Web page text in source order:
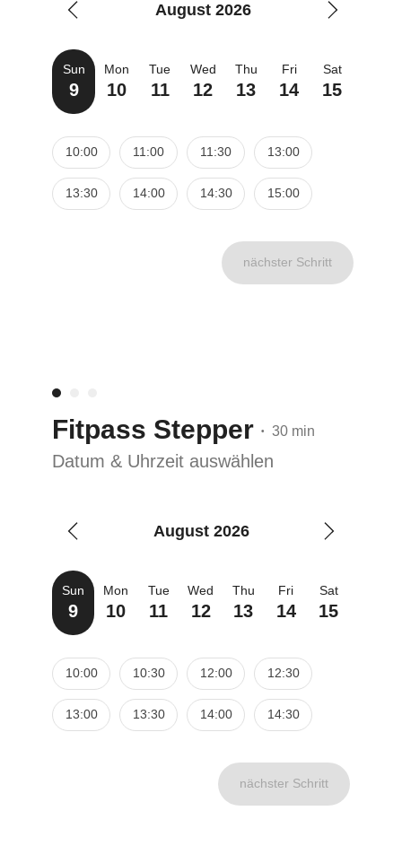
August 2026
Sun
9
Mon
10
Tue
11
Wed
12
Thu
13
Fri
14
Sat
15
10:00 11:00 11:30 13:00
13:30 14:00 14:30 15:00
nächster Schritt
Fitpass Stepper • 30 min
Datum & Uhrzeit auswählen
August 2026
Sun
9
Mon
10
Tue
11
Wed
12
Thu
13
Fri
14
Sat
15
10:00 10:30 12:00 12:30
13:00 13:30 14:00 14:30
nächster Schritt